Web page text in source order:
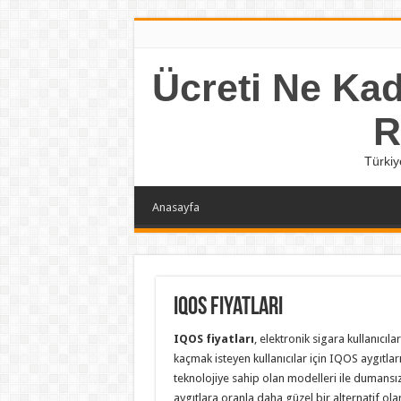
Ücreti Ne
Anasayfa
IQOS Fiyatları
IQOS fiyatları , elektronik sigara
kaçmak isteyen kullanıcılar için IQOS
teknolojiye sahip olan modelleri ile
aygıtlara oranla daha güzel bir alternatif